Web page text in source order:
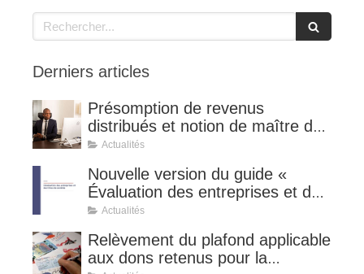
Rechercher
Derniers articles
Présomption de revenus
distribués et notion de maître de
l'affaire (CE 8 juillet 2026, n°
Actualités
Nouvelle version du guide «
Évaluation des entreprises et des
titres de sociétés ».
Actualités
Relèvement du plafond applicable
aux dons retenus pour la